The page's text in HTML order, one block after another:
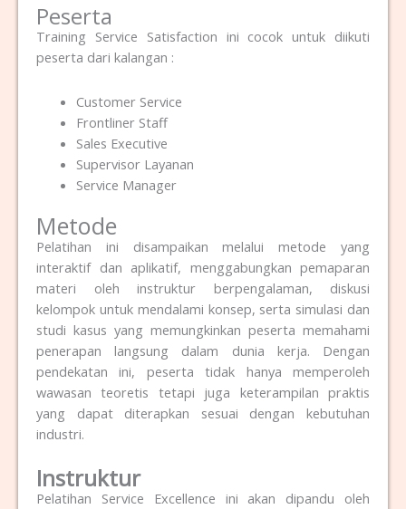
Peserta
Training Service Satisfaction ini cocok untuk diikuti
peserta dari kalangan :
Customer Service
Frontliner Staff
Sales Executive
Supervisor Layanan
Service Manager
Metode
Pelatihan ini disampaikan melalui metode yang
interaktif dan aplikatif, menggabungkan pemaparan
materi oleh instruktur berpengalaman, diskusi
kelompok untuk mendalami konsep, serta simulasi dan
studi kasus yang memungkinkan peserta memahami
penerapan langsung dalam dunia kerja. Dengan
pendekatan ini, peserta tidak hanya memperoleh
wawasan teoretis tetapi juga keterampilan praktis
yang dapat diterapkan sesuai dengan kebutuhan
industri.
Instruktur
Pelatihan Service Excellence ini akan dipandu oleh